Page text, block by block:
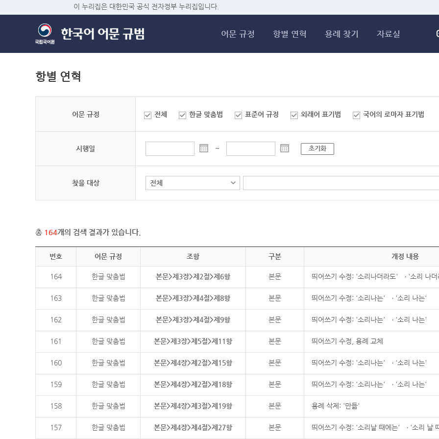
이 누리집은 대한민국 공식 전자정부 누리집입니다.
어문 규정 항별 연혁 용례 찾기 자료실
항별 연혁
어문 규정 전체 한글 맞춤법 표준어 규정 외래어 표기법 국어의 로마자 표기법
시행일 ~ 초기화
찾을 대상
총 164개의 검색 결과가 있습니다.
번호 어문 규정 조항 구분 개정 내용
164 한글 맞춤법 본문>제3장>제2절>제6항 본문 띄어쓰기 수정: '소리나더라도' → '소리 나더
163 한글 맞춤법 본문>제3장>제4절>제8항 본문 띄어쓰기 수정: '소리나는' → '소리 나는'
162 한글 맞춤법 본문>제3장>제4절>제9항 본문 띄어쓰기 수정: '소리나는' → '소리 나는'
161 한글 맞춤법 본문>제3장>제5절>제11항 본문 띄어쓰기 수정, 용례 교체
160 한글 맞춤법 본문>제4장>제2절>제15항 본문 띄어쓰기 수정: '소리나는' → '소리 나는'
159 한글 맞춤법 본문>제4장>제2절>제18항 본문 띄어쓰기 수정: '소리나는' → '소리 나는'
158 한글 맞춤법 본문>제4장>제3절>제19항 본문 용례 삭제: '만듦'
157 한글 맞춤법 본문>제4장>제4절>제27항 본문 띄어쓰기 수정: '소리날 때에는' → '소리 날